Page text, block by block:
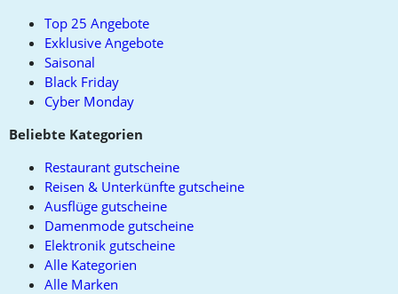
Top 25 Angebote
Exklusive Angebote
Saisonal
Black Friday
Cyber Monday
Beliebte Kategorien
Restaurant gutscheine
Reisen & Unterkünfte gutscheine
Ausflüge gutscheine
Damenmode gutscheine
Elektronik gutscheine
Alle Kategorien
Alle Marken